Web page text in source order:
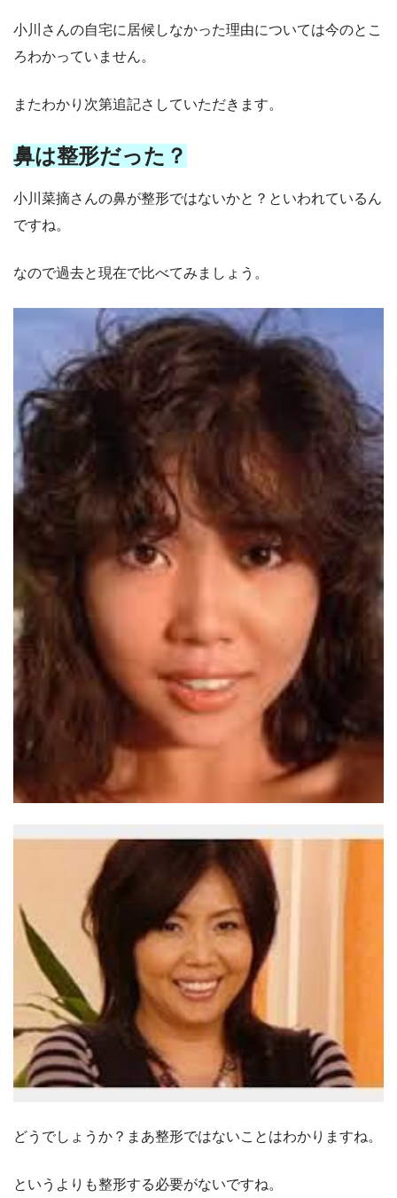
小川さんの自宅に居候しなかった理由については今のとこ
ろわかっていません。
またわかり次第追記さしていただきます。
鼻は整形だった？
小川菜摘さんの鼻が整形ではないかと？といわれているん
ですね。
なので過去と現在で比べてみましょう。
どうでしょうか？まあ整形ではないことはわかりますね。
というよりも整形する必要がないですね。